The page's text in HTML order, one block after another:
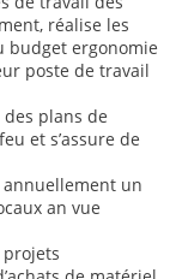
réalise les
budget ergonomie
poste de travail
plans de
et s’assure de
annuellement un
an vue